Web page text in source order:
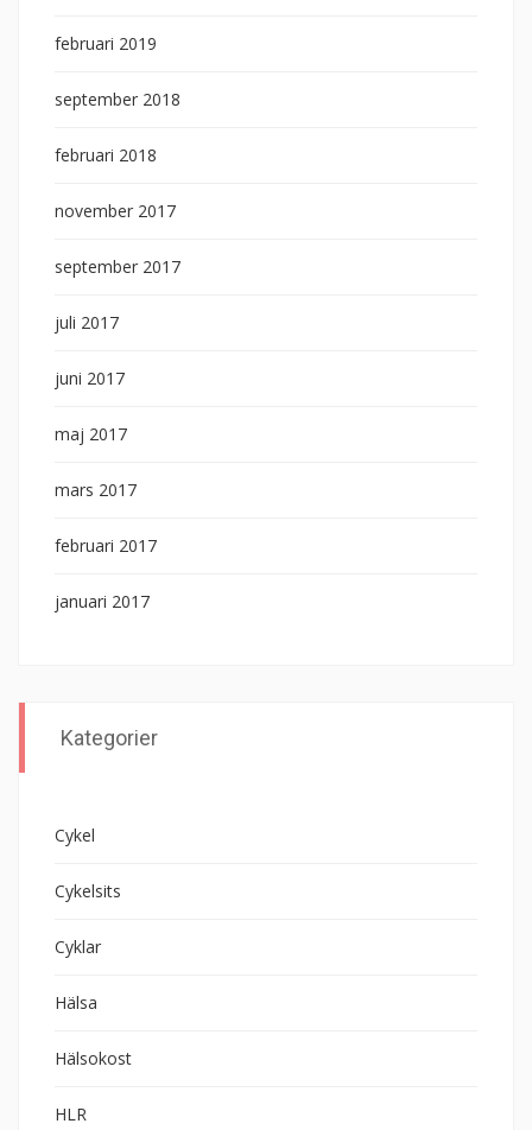
februari 2019
september 2018
februari 2018
november 2017
september 2017
juli 2017
juni 2017
maj 2017
mars 2017
februari 2017
januari 2017
Kategorier
Cykel
Cykelsits
Cyklar
Hälsa
Hälsokost
HLR